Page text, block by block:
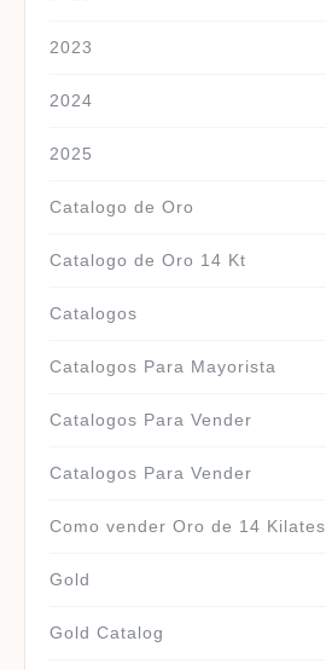
2023
2024
2025
Catalogo de Oro
Catalogo de Oro 14 Kt
Catalogos
Catalogos Para Mayorista
Catalogos Para Vender
Catalogos Para Vender
Como vender Oro de 14 Kilates
Gold
Gold Catalog